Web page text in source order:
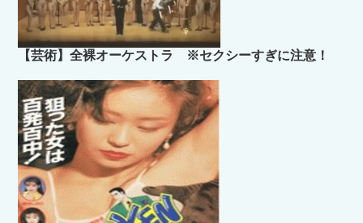
【芸術】全裸オーケストラ ※セクシーすぎに注意！